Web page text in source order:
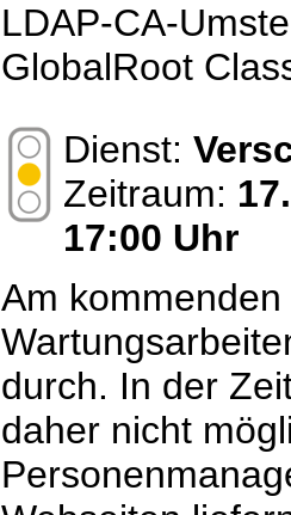
LDAP-CA-
GlobalRoot
Dienst:
Zeitraum:
17:00 Uhr
Am
durch. In der
daher nicht